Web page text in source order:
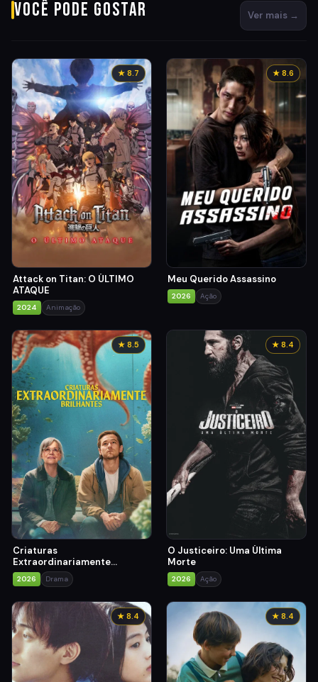
Você pode gostar Ver mais →
★ 8.7
Attack on Titan: O ÚLTIMO
ATAQUE
2024 Animação
★ 8.6
Meu Querido Assassino
2026 Ação
★ 8.5
Criaturas
Extraordinariamente
Brilhantes
2026 Drama
★ 8.4
O Justiceiro: Uma Última
Morte
2026 Ação
★ 8.4 ★ 8.4